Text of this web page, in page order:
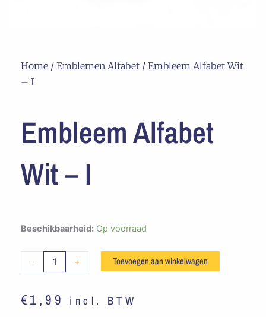
Home / Emblemen Alfabet / Embleem Alfabet Wit
– I
Embleem Alfabet
Wit – I
Beschikbaarheid: Op voorraad
-
Embleem
-
aantal
+ Toevoegen aan winkelwagen
€1,99 incl. BTW